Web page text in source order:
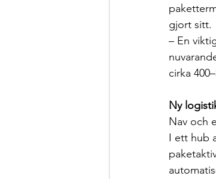
gjort sitt.
– En
cirka
Ny
Nav och
I ett hub